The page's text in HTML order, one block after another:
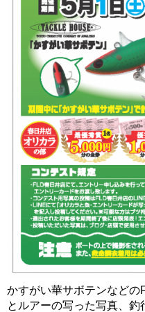
かすがい華サボテンなどの
とルアーの写った写真、釣